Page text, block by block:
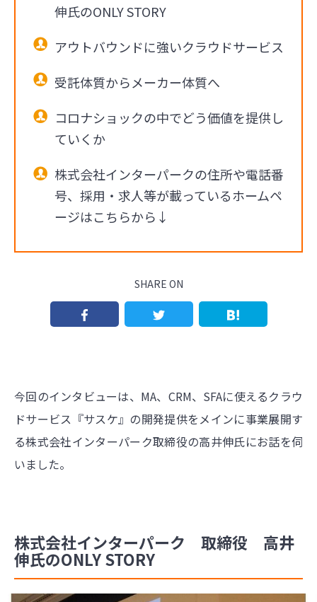
伸氏のONLY STORY
アウトバウンドに強いクラウドサービス
受託体質からメーカー体質へ
コロナショックの中でどう価値を提供し
ていくか
株式会社インターパークの住所や電話番
号、採用・求人等が載っているホームペ
ージはこちらから↓
SHARE ON
今回のインタビューは、MA、CRM、SFAに使えるクラウ
ドサービス『サスケ』の開発提供をメインに事業展開す
る株式会社インターパーク取締役の高井伸氏にお話を伺
いました。
株式会社インターパーク 取締役 高井
伸氏のONLY STORY